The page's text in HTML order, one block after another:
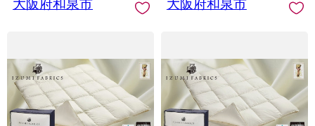
大阪府和泉市
大阪府和泉市